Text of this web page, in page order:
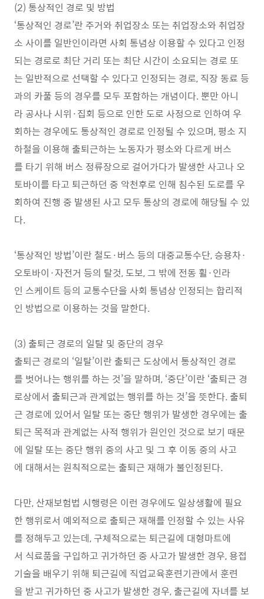
(2) 통상적인 경로 및 방법
‘통상적인 경로’란 주거와 취업장소 또는 취업장소와 취업장
소 사이를 일반인이라면 사회 통념상 이용할 수 있다고 인정
되는 경로로 최단 거리 또는 최단 시간이 소요되는 경로 또
는 일반적으로 선택할 수 있다고 인정되는 경로, 직장 동료 등
과의 카풀 등의 경우를 모두 포함하는 개념이다. 뿐만 아니
라 공사나 시위·집회 등으로 인한 도로 사정으로 인하여 우
회하는 경우에도 통상적인 경로로 인정될 수 있으며, 평소 지
하철을 이용해 출퇴근하는 노동자가 평소와 다르게 버스
를 타기 위해 버스 정류장으로 걸어가다가 발생한 사고나 오
토바이를 타고 퇴근하던 중 악천후로 인해 침수된 도로를 우
회하여 진행 중 발생된 사고 모두 통상의 경로에 해당될 수 있
다.
‘통상적인 방법’이란 철도·버스 등의 대중교통수단, 승용차·
오토바이·자전거 등의 탈것, 도보, 그 밖에 전동 휠·인라
인 스케이트 등의 교통수단을 사회 통념상 인정되는 합리적
인 방법으로 이용하는 것을 말한다.
(3) 출퇴근 경로의 일탈 및 중단의 경우
출퇴근 경로의 ‘일탈’이란 출퇴근 도상에서 통상적인 경로
를 벗어나는 행위를 하는 것’을 말하며, ‘중단’이란 ‘출퇴근 경
로상에서 출퇴근과 관계없는 행위를 하는 것’을 뜻한다. 출퇴
근 경로에 있어서 일탈 또는 중단 행위가 발생한 경우에는 출
퇴근 목적과 관계없는 사적 행위가 원인인 것으로 보기 때문
에 일탈 또는 중단 행위 중의 사고 및 그 후 이동 중의 사고
에 대해서는 원칙적으로는 출퇴근 재해가 불인정된다.
다만, 산재보험법 시행령은 이런 경우에도 일상생활에 필요
한 행위로서 예외적으로 출퇴근 재해를 인정할 수 있는 사유
를 정해두고 있는데, 구체적으로는 퇴근길에 대형마트에
서 식료품을 구입하고 귀가하던 중 사고가 발생한 경우, 용접
기술을 배우기 위해 퇴근길에 직업교육훈련기관에서 훈련
을 받고 귀가하던 중 사고가 발생한 경우, 출근길에 자녀를 보